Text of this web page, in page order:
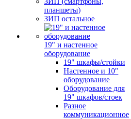
планшеты)
ЗИП остальное
19" и настенное
оборудование
19" шкафы/стойки
Настенное и 10"
оборудование
Оборудование для
19" шкафов/стоек
Разное
коммуникационное